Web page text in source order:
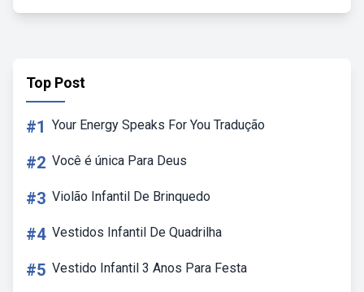
Top Post
#1 Your Energy Speaks For You Tradução
#2 Você é única Para Deus
#3 Violão Infantil De Brinquedo
#4 Vestidos Infantil De Quadrilha
#5 Vestido Infantil 3 Anos Para Festa